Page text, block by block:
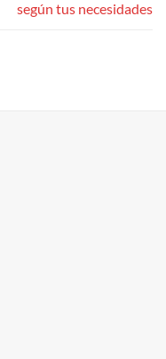
según tus necesidades